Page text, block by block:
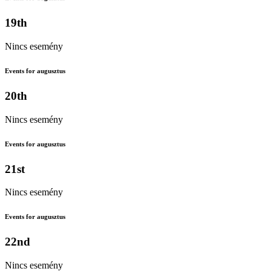
19th
Nincs esemény
Events for augusztus
20th
Nincs esemény
Events for augusztus
21st
Nincs esemény
Events for augusztus
22nd
Nincs esemény